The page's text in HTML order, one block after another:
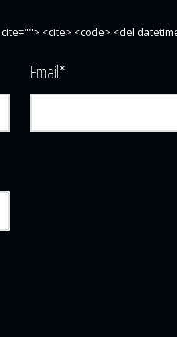
<cite> <code> <del
Email*